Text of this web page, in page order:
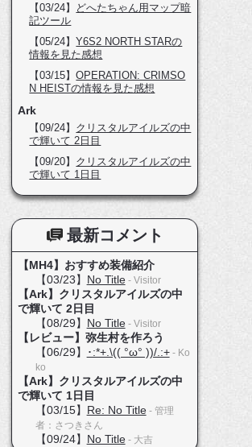
【03/24】
どへたちゃん用マップ暗
記ツール
【05/24】Y6S2 NORTH STARの
情報を見た感想
【03/15】OPERATION: CRIMSO
N HEISTの情報を見た感想
Ark
【09/24】 クリスタルアイルズの中
で輝いて 2日目
【09/20】 クリスタルアイルズの中
で輝いて 1日目
最新コメント
【MH4】おすすめ装備紹介
【03/23】 No Title- Visitor
【Ark】クリスタルアイルズの中
で輝いて 2日目
【08/29】 No Title- Visitor
【レビュー】弥生村を作ろう
【06/29】
･:*+.\(( °ω° ))/.:+- Ko
ko
【Ark】クリスタルアイルズの中
で輝いて 1日目
【03/15】 Re: No Title- 管理
者：さつきさん
【09/24】 No Title- 大吉